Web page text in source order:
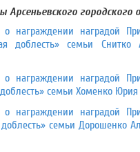
Арсеньевского городского
о награждении наградой
доблесть» семьи
о награждении наградой
семьи Хоменко
о награждении наградой
доблесть» семьи Дорошенко